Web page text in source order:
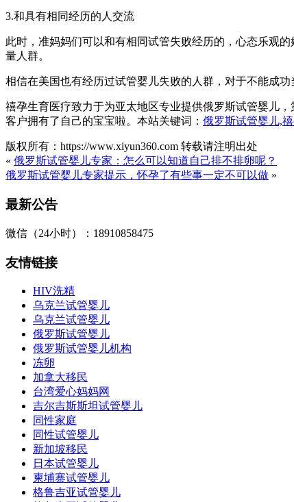
3.和具有相同经历的人交流
此时，准妈妈们可以和有相同试管失败经历的，心态乐观
量人群。
相信在美国也有经历过试管婴儿失败的人群，对于不能成
禧孕生育医疗致力于为亚太地区专业提供俄罗斯试管婴儿
客户拥有了自己的宝宝啦。本站关键词： 俄罗斯试管婴儿,
版权所有：https://www.xiyun360.com 转载请注明出处
« 俄罗斯试管婴儿专家：怎么可以知道自己排不排卵呢？
俄罗斯试管婴儿专家提示，怀孕了有些事一定不可以做 »
最新公告
微信（24小时）：18910858475
友情链接
HIV洗精
乌克兰试管婴儿
乌克兰试管婴儿
俄罗斯试管婴儿
俄罗斯试管婴儿机构
冻卵
加拿大移民
台湾爱心妈妈网
吉尔吉斯斯坦试管婴儿
同性家庭
同性试管婴儿
新加坡移民
日本试管婴儿
柬埔寨试管婴儿
格鲁吉亚试管婴儿